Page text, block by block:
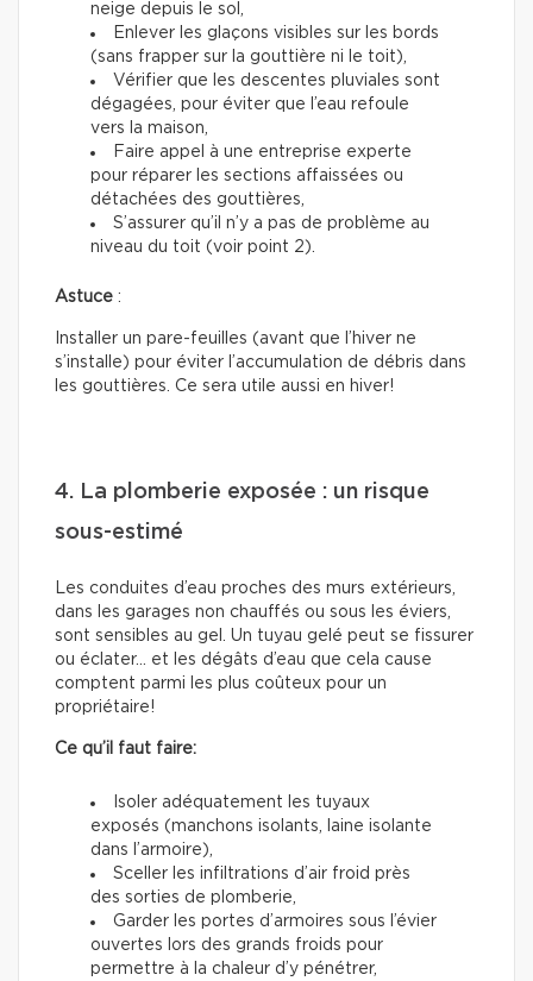
neige depuis le sol,
Enlever les glaçons visibles sur les bords
(sans frapper sur la gouttière ni le toit),
Vérifier que les descentes pluviales sont
dégagées, pour éviter que l’eau refoule
vers la maison,
Faire appel à une entreprise experte
pour réparer les sections affaissées ou
détachées des gouttières,
S’assurer qu’il n’y a pas de problème au
niveau du toit (voir point 2).
Astuce :
Installer un pare-feuilles (avant que l’hiver ne
s’installe) pour éviter l’accumulation de débris dans
les gouttières. Ce sera utile aussi en hiver!
4. La plomberie exposée : un risque
sous-estimé
Les conduites d’eau proches des murs extérieurs,
dans les garages non chauffés ou sous les éviers,
sont sensibles au gel. Un tuyau gelé peut se fissurer
ou éclater… et les dégâts d’eau que cela cause
comptent parmi les plus coûteux pour un
propriétaire!
Ce qu’il faut faire:
Isoler adéquatement les tuyaux
exposés (manchons isolants, laine isolante
dans l’armoire),
Sceller les infiltrations d’air froid près
des sorties de plomberie,
Garder les portes d’armoires sous l’évier
ouvertes lors des grands froids pour
permettre à la chaleur d’y pénétrer,